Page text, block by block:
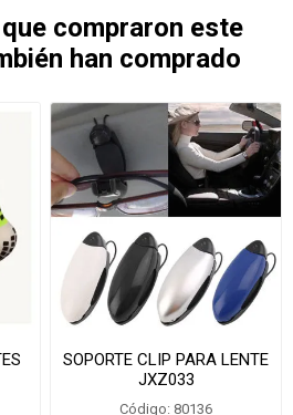
compraron este
han comprado
SOPORTE CLIP PARA LENTE
JXZ033
Código: 80136